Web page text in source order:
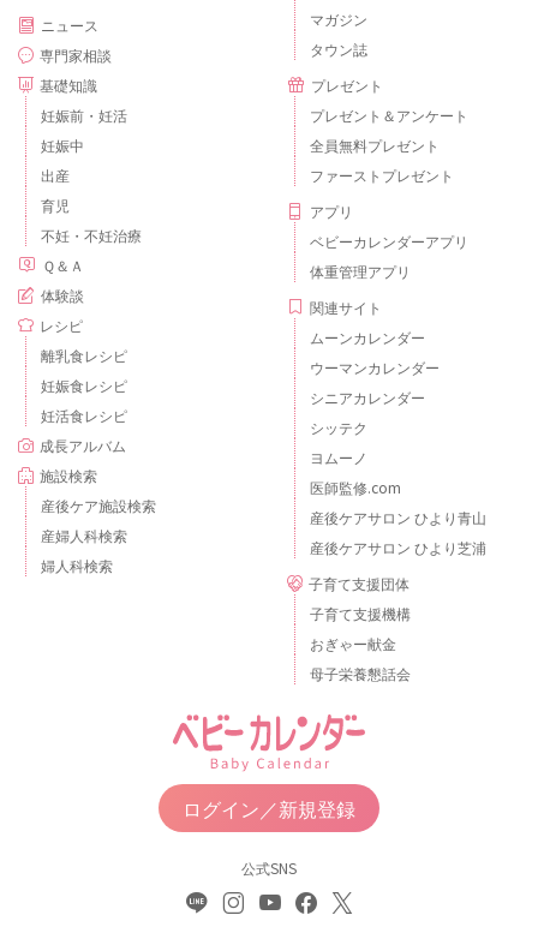
ニュース
専門家相談
基礎知識
妊娠前・妊活
妊娠中
出産
育児
不妊・不妊治療
Ｑ＆Ａ
体験談
レシピ
離乳食レシピ
妊娠食レシピ
妊活食レシピ
成長アルバム
施設検索
産後ケア施設検索
産婦人科検索
婦人科検索
マガジン
タウン誌
プレゼント
プレゼント＆アンケート
全員無料プレゼント
ファーストプレゼント
アプリ
ベビーカレンダーアプリ
体重管理アプリ
関連サイト
ムーンカレンダー
ウーマンカレンダー
シニアカレンダー
シッテク
ヨムーノ
医師監修.com
産後ケアサロン ひより青山
産後ケアサロン ひより芝浦
子育て支援団体
子育て支援機構
おぎゃー献金
母子栄養懇話会
ログイン／新規登録
公式SNS